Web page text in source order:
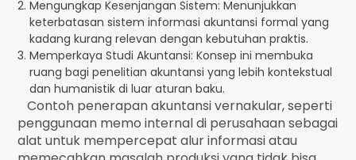
Mengungkap Kesenjangan Sistem: Menunjukkan
keterbatasan sistem informasi akuntansi formal yang
kadang kurang relevan dengan kebutuhan praktis.
Memperkaya Studi Akuntansi: Konsep ini membuka
ruang bagi penelitian akuntansi yang lebih kontekstual
dan humanistik di luar aturan baku.
Contoh penerapan akuntansi vernakular, seperti
penggunaan memo internal di perusahaan sebagai
alat untuk mempercepat alur informasi atau